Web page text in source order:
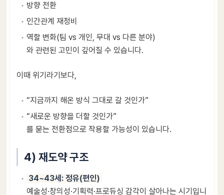
방향 전환
인간관계 재정비
역할 변화(팀 vs 개인, 무대 vs 다른 분야)
와 관련된 고민이 깊어질 수 있습니다.
이때 위기라기보다,
“지금까지 해온 방식 그대로 갈 것인가”
“새로운 방향을 더할 것인가”
를 묻는 전환점으로 작용할 가능성이 있습니다.
4) 재도약 구조
34~43세: 정유(편인)
예술성·창의성·기획력·프로듀싱 감각이 살아나는 시기입니